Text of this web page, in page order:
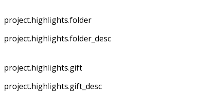
project.highlights.folder
project.highlights.folder_desc
project.highlights.gift
project.highlights.gift_desc